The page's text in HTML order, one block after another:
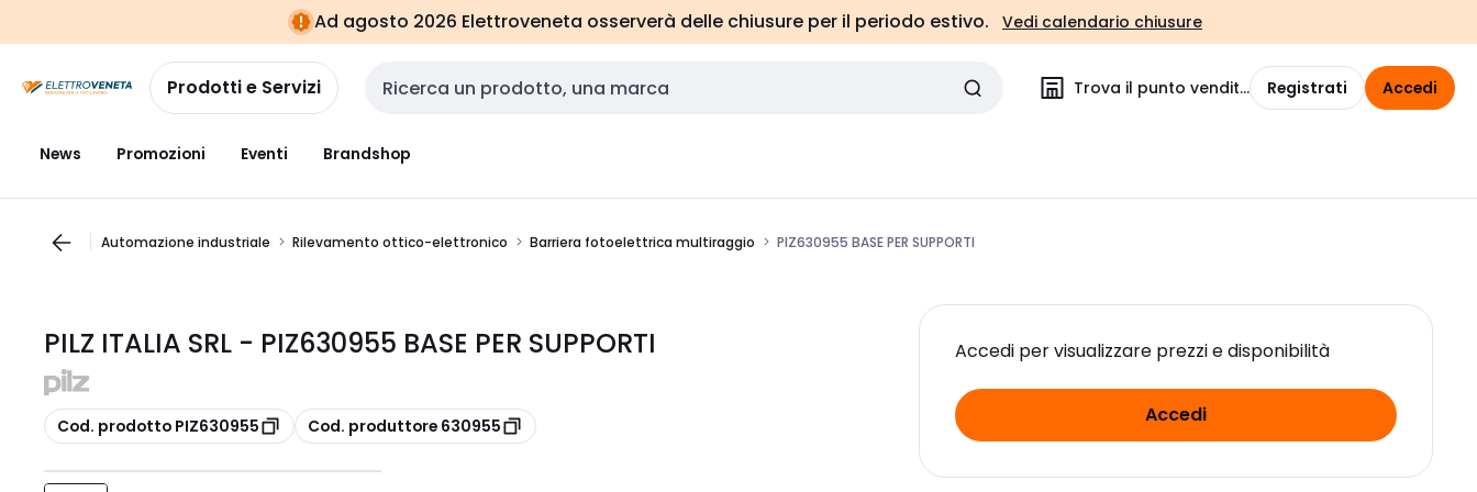
navigazionealla
pagina
Ad agosto 2026 Elettroveneta osserverà delle chiusure per il periodo estivo. Vedi calendario chiusure
Prodotti e Servizi Cerca input Trova il punto vendita Registrati Accedi
News Promozioni Eventi Brandshop
Automazione industriale Rilevamento ottico-elettronico Barriera fotoelettrica multiraggio PIZ630955 BASE PER SUPPORTI
PILZ ITALIA SRL - PIZ630955 BASE PER SUPPORTI
copia
Cod. prodotto PIZ630955 copia
Cod. produttore 630955
Accedi per visualizzare prezzi e disponibilità
Accedi